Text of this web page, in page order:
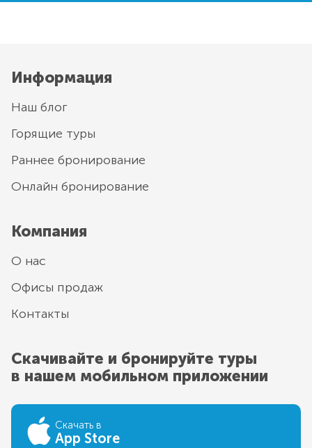
Информация
Наш блог
Горящие туры
Раннее бронирование
Онлайн бронирование
Компания
О нас
Офисы продаж
Контакты
Скачивайте и бронируйте туры
в нашем мобильном приложении
Скачать в
App Store